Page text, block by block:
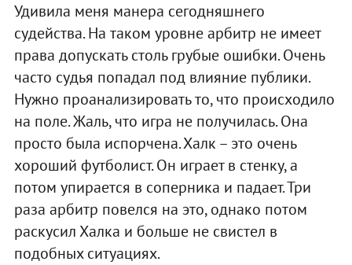
Удивила меня манера сегодняшнего
судейства. На таком уровне арбитр не имеет
права допускать столь грубые ошибки. Очень
часто судья попадал под влияние публики.
Нужно проанализировать то, что происходило
на поле. Жаль, что игра не получилась. Она
просто была испорчена. Халк – это очень
хороший футболист. Он играет в стенку, а
потом упирается в соперника и падает. Три
раза арбитр повелся на это, однако потом
раскусил Халка и больше не свистел в
подобных ситуациях.